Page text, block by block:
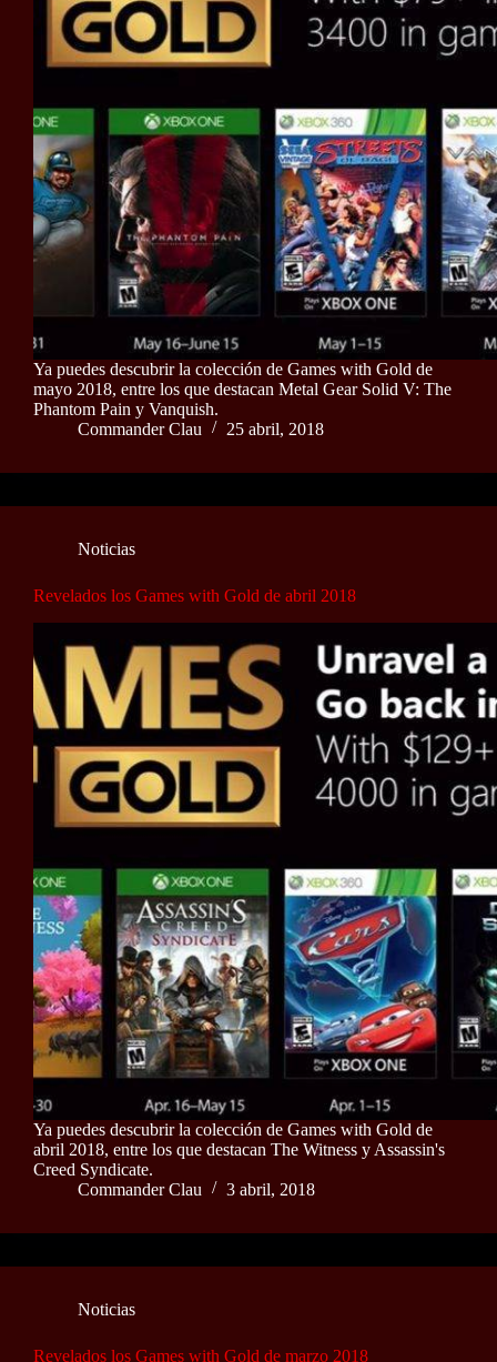
Ya puedes descubrir la colección de Games with Gold de
mayo 2018, entre los que destacan Metal Gear Solid V: The
Phantom Pain y Vanquish.
Commander Clau
25 abril, 2018
Noticias
Revelados los Games with Gold de abril 2018
Ya puedes descubrir la colección de Games with Gold de
abril 2018, entre los que destacan The Witness y Assassin's
Creed Syndicate.
Commander Clau
3 abril, 2018
Noticias
Revelados los Games with Gold de marzo 2018